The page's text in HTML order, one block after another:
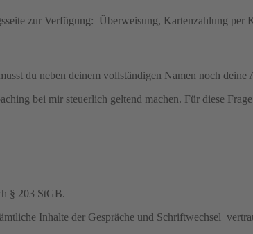
zur Verfügung: Überweisung, Kartenzahlung per
du neben deinem vollständigen Namen noch
bei mir steuerlich geltend machen. Für diese
§ 203 StGB.
Inhalte der Gespräche und Schriftwechsel